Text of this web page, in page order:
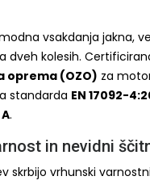
vsakdanja jakna,
dveh kolesih.
oprema (OZO) za
standarda EN 17092-
.
in nevidni
skrbijo vrhunski